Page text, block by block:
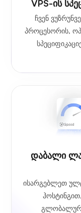
VPS-ის
ჩვენ
პროცესორის,
Დაბალი
ისარგებლეთ